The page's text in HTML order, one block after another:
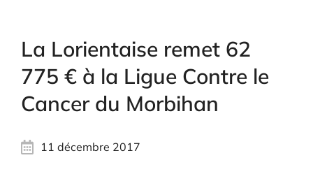
La Lorientaise remet 62
775 € à la Ligue Contre le
Cancer du Morbihan
11 décembre 2017